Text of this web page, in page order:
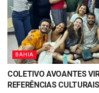
BAHIA
COLETIVO AVOANTES
REFERÊNCIAS